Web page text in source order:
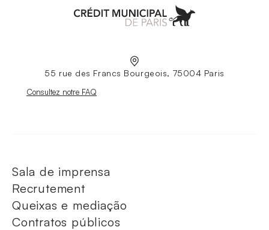
55 rue des Francs Bourgeois, 75004 Paris
Nouvelle fenêtre
Consultez notre FAQ
Sala de imprensa
Recrutement
Queixas e mediação
Contratos públicos